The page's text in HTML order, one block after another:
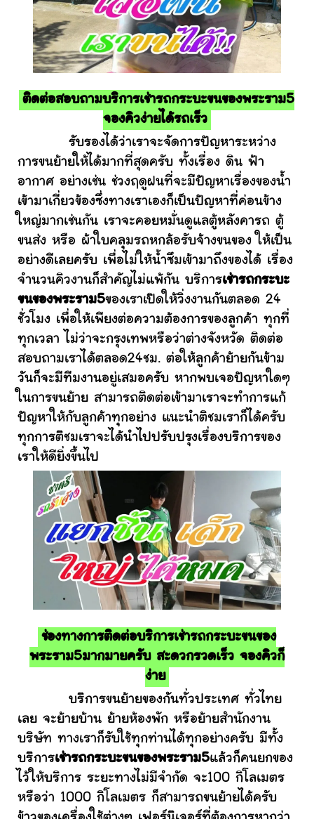
ติดต่อสอบถามบริการเช่ารถกระบะขนของพระราม5
จองคิวง่ายได้รถเร็ว
รับรองได้ว่าเราจะจัดการปัญหาระหว่าง
การขนย้ายให้ได้มากที่สุดครับ ทั้งเรื่อง ดิน ฟ้า
อากาศ อย่างเช่น ช่วงฤดูฝนที่จะมีปัญหาเรื่องของน้ำ
เข้ามาเกี่ยวข้องซึ่งทางเราเองก็เป็นปัญหาที่ค่อนข้าง
ใหญ่มากเช่นกัน เราจะคอยหมั่นดูแลตู้หลังคารถ ตู้
ขนส่ง หรือ ผ้าใบคลุมรถหกล้อรับจ้างขนของ ให้เป็น
อย่างดีเลยครับ เพื่อไม่ให้น้ำซึมเข้ามาถึงของได้ เรื่อง
จำนวนคิวงานก็สำคัญไม่แพ้กัน บริการเช่ารถกระบะ
ขนของพระราม5ของเราเปิดให้วิ่งงานกันตลอด 24
ชั่วโมง เพื่อให้เพียงต่อความต้องการของลูกค้า ทุกที่
ทุกเวลา ไม่ว่าจะกรุงเทพหรือว่าต่างจังหวัด ติดต่อ
สอบถามเราได้ตลอด24ชม. ต่อให้ลูกค้าย้ายกันข้าม
วันก็จะมีทีมงานอยู่เสมอครับ หากพบเจอปัญหาใดๆ
ในการขนย้าย สามารถติดต่อเข้ามาเราจะทำการแก้
ปัญหาให้กับลูกค้าทุกอย่าง แนะนำติชมเราก็ได้ครับ
ทุกการติชมเราจะได้นำไปปรับปรุงเรื่องบริการของ
เราให้ดียิ่งขึ้นไป
ช่องทางการติดต่อบริการเช่ารถกระบะขนของ
พระราม5มากมายครับ สะดวกรวดเร็ว จองคิวก็
ง่าย
บริการขนย้ายของกันทั่วประเทศ ทั่วไทย
เลย จะย้ายบ้าน ย้ายห้องพัก หรือย้ายสำนักงาน
บริษัท ทางเราก็รับใช้ทุกท่านได้ทุกอย่างครับ มีทั้ง
บริการเช่ารถกระบะขนของพระราม5แล้วก็คนยกของ
ไว้ให้บริการ ระยะทางไม่มีจำกัด จะ100 กิโลเมตร
หรือว่า 1000 กิโลเมตร ก็สามารถขนย้ายได้ครับ